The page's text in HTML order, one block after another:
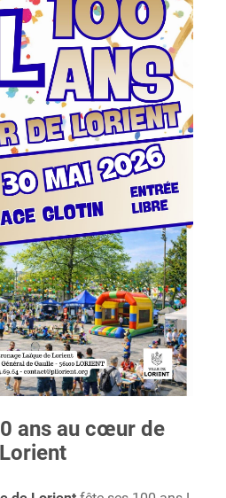
ans au cœur de
Lorient